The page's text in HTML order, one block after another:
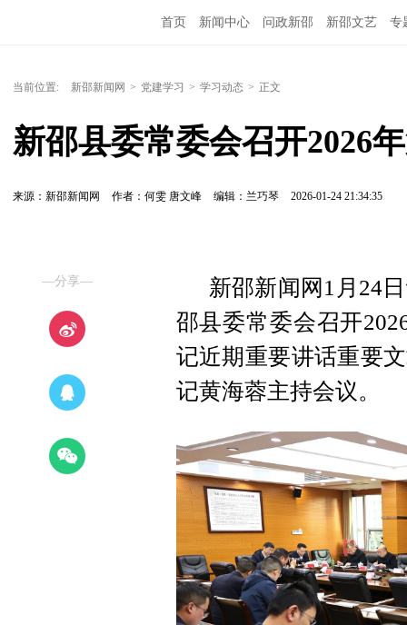
首页 新闻中心 问政新邵 新邵文艺 专
当前位置: 新邵新闻网 > 党建学习 > 学习动态 > 正文
新邵县委常委会召开2026
来源：新邵新闻网 作者：何雯 唐文峰 编辑：兰巧琴 2026-01-24 21:34:35
—分享—
新邵新闻网1月24
邵县委常委会召开
记近期重要讲话重要
记黄海蓉主持会议。